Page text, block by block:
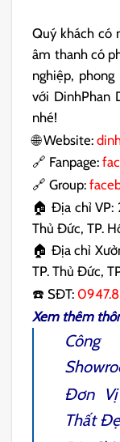
Quý khách có
âm thanh có
nghiệp,
với DinhPhan
nhé!
🌐 Website:
🔗 Fanpage:
🔗 Group:
🏠 Địa chỉ VP:
Thủ Đức, TP.
🏠 Địa chỉ
TP. Thủ Đức,
☎️ SĐT:
Xem thêm
Đơn Vị
Thất